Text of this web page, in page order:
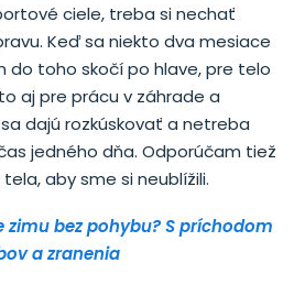
ciele, treba si nechať
Keď sa niekto dva mesiace
toho skočí po hlave, pre telo
aj pre prácu v záhrade a
dajú rozkúskovať a netreba
jedného dňa. Odporúčam tiež
aby sme si neublížili.
zimu bez pohybu? S príchodom
a zranenia